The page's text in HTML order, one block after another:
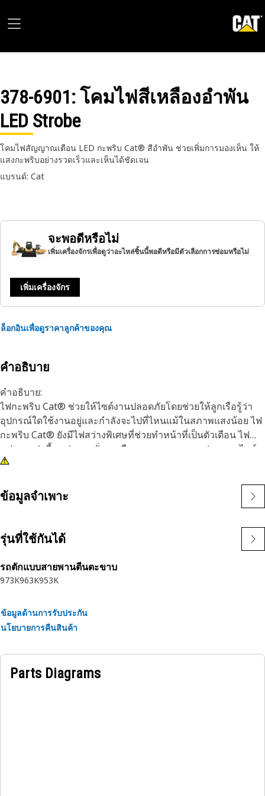
378-6901: โคมไฟสีเหลืองอําพัน
LED Strobe
โคมไฟสัญญาณเตือน LED กะพริบ Cat® สีอำพัน ช่วยเพิ่มการมองเห็น ให้
แสงกะพริบอย่างรวดเร็วและเห็นได้ชัดเจน
แบรนด์: Cat
จะพอดีหรือไม่
เพิ่มเครื่องจักรเพื่อดูว่าอะไหล่ชิ้นนี้พอดีหรือมีตัวเลือกการซ่อมหรือไม่
เพิ่มเครื่องจักร
ล็อกอินเพื่อดูราคาลูกค้าของคุณ
คำอธิบาย
คำอธิบาย:
ไฟกะพริบ Cat® ช่วยให้ไซต์งานปลอดภัยโดยช่วยให้ลูกเรือรู้ว่า
อุปกรณ์ใดใช้งานอยู่และกําลังจะไปที่ไหนแม้ในสภาพแสงน้อย ไฟ
กะพริบ Cat® ยังมีไฟสว่างพิเศษที่ช่วยทําหน้าที่เป็นตัวเตือน ไฟ
แฟลชเหล่านี้ทนต่อการสั่นสะเทือนและสามารถทนต่อสภาพไซต์
งานได้เกือบทุกแบบ
ขนาดใหญ่และขนาดเล็กและสามารถติดตั้งเพิ่มเติมเพื่อให้พอดีกับ
เครื่องจักรรุ่นเก่า
• แสงแฟลชสีเหลืองอําพัน
• 9-32 โวลต์
• ฐานแม่เหล็ก
• ได้รับการอนุมัติจาก ECE
• การใช้งานที่มีการสั่นสะเทือนสูง
• ความหลากหลายของเครื่องจักร Cat
ข้อมูลจำเพาะ
รุ่นที่ใช้กันได้
รถตักแบบสายพานตีนตะขาบ
973K963K953K
ข้อมูลด้านการรับประกัน
นโยบายการคืนสินค้า
Parts Diagrams